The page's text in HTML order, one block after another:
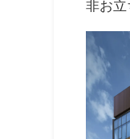
非お立